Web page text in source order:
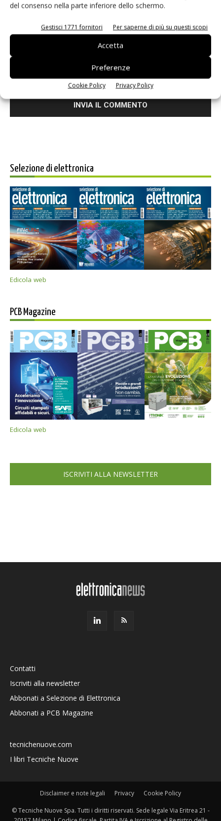
del consenso nella parte inferiore dello schermo.
Gestisci 1771 fornitori Per saperne di più su questi scopi
Accetta
Preferenze
Cookie Policy Privacy Policy
Salva il mio nome, email e sito web in questo browser per i
prossimi commenti.
Selezione di elettronica
Edicola web
PCB Magazine
Edicola web
ISCRIVITI ALLA NEWSLETTER
Contatti
Iscriviti alla newsletter
Abbonati a Selezione di Elettronica
Abbonati a PCB Magazine
tecnichenuove.com
I libri Tecniche Nuove
Disclaimer e note legali Privacy Cookie Policy
© Tecniche Nuove Spa. Tutti i diritti riservati. Sede legale Via Eritrea 21 -